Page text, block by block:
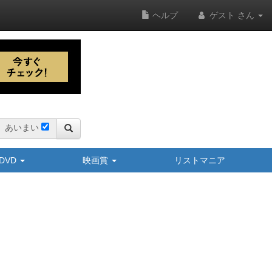
ヘルプ ゲスト さん
あいまい
映画賞 リストマニア